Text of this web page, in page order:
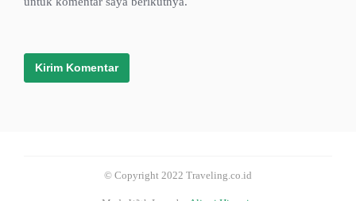
© Copyright 2022 Traveling.co.id